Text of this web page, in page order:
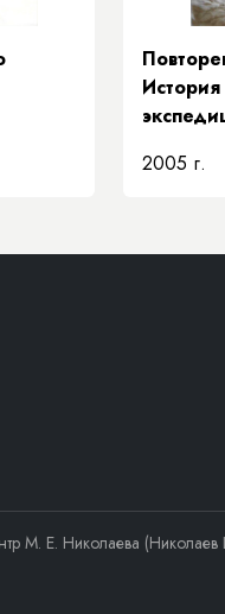
2005 г.
М. Е. Николаева (Николаев